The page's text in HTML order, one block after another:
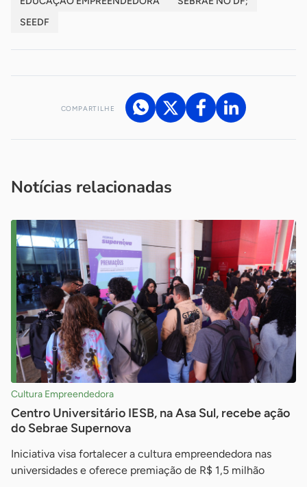
SEEDF
COMPARTILHE
Notícias relacionadas
Cultura Empreendedora
Centro Universitário IESB, na Asa Sul, recebe ação
do Sebrae Supernova
Iniciativa visa fortalecer a cultura empreendedora nas
universidades e oferece premiação de R$ 1,5 milhão